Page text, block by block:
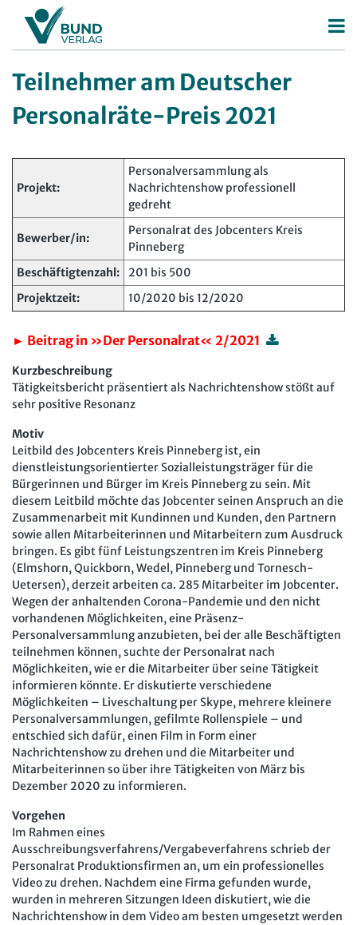
Mitbestimmung
Arbeitsschutz
Beschäftigtendatenschutz
Deutscher Betriebsrätepreis
Mitbestimmungskompass
Personalvertretungsrecht
Beschäftigtendatenschutz
Lexikon
JAV
Arbeit in der JAV
SBV
Arbeit in der SBV
MAV
Arbeit in der MAV
Bücher
Zeitschriften
Arbeitsrecht im Betrieb
Der Personalrat
Computer und Arbeit
Gute Arbeit
Betriebsrat und Mitbestimmung
Arbeitsschutz und Mitbestimmung
Schwerbehindertenrecht und Inklusion
Mitbestimmung
Arbeit und Recht
Soziales Recht
Digitales Arbeits- und Sozialrecht
Soziale Sicherheit
Fachmodule
Betriebsratswissen online
Beschäftigtendatenschutz online
Personalratswissen online
Schwerbehindertenrecht online
Arbeitszeit online
KI-Praxis Arbeitsrecht online
JAV-Praxis online
Software
Newsletter
Bund SHOP
Abo
mein Bund-Online
Presse Interne Meldestelle Verträge kündigen
Datenschutz
AGB Impressum
Kontakt
Erklärung zur Barrierefreiheit
Widerruf
Widerrufsrecht
Teilnehmer am Deutscher
Personalräte-Preis 2021
Projekt:
Personalversammlung als
Nachrichtenshow professionell
gedreht
Bewerber/in:
Personalrat des Jobcenters Kreis
Pinneberg
Beschäftigtenzahl:
201 bis 500
Projektzeit:
10/2020 bis 12/2020
► Beitrag in »Der Personalrat« 2/2021
Kurzbeschreibung
Tätigkeitsbericht präsentiert als Nachrichtenshow stößt auf
sehr positive Resonanz
Motiv
Leitbild des Jobcenters Kreis Pinneberg ist, ein
dienstleistungsorientierter Sozialleistungsträger für die
Bürgerinnen und Bürger im Kreis Pinneberg zu sein. Mit
diesem Leitbild möchte das Jobcenter seinen Anspruch an die
Zusammenarbeit mit Kundinnen und Kunden, den Partnern
sowie allen Mitarbeiterinnen und Mitarbeitern zum Ausdruck
bringen. Es gibt fünf Leistungszentren im Kreis Pinneberg
(Elmshorn, Quickborn, Wedel, Pinneberg und Tornesch-
Uetersen), derzeit arbeiten ca. 285 Mitarbeiter im Jobcenter.
Wegen der anhaltenden Corona-Pandemie und den nicht
vorhandenen Möglichkeiten, eine Präsenz-
Personalversammlung anzubieten, bei der alle Beschäftigten
teilnehmen können, suchte der Personalrat nach
Möglichkeiten, wie er die Mitarbeiter über seine Tätigkeit
informieren könnte. Er diskutierte verschiedene
Möglichkeiten – Liveschaltung per Skype, mehrere kleinere
Personalversammlungen, gefilmte Rollenspiele – und
entschied sich dafür, einen Film in Form einer
Nachrichtenshow zu drehen und die Mitarbeiter und
Mitarbeiterinnen so über ihre Tätigkeiten von März bis
Dezember 2020 zu informieren.
Vorgehen
Im Rahmen eines
Ausschreibungsverfahrens/Vergabeverfahrens schrieb der
Personalrat Produktionsfirmen an, um ein professionelles
Video zu drehen. Nachdem eine Firma gefunden wurde,
wurden in mehreren Sitzungen Ideen diskutiert, wie die
Nachrichtenshow in dem Video am besten umgesetzt werden